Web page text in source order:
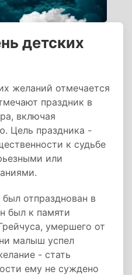
детских
желаний отмечается
праздник в
включая
Цель праздника -
к судьбе
или
отпразднован в
был к памяти
умершего от
малыш успел
- стать
ему не суждено